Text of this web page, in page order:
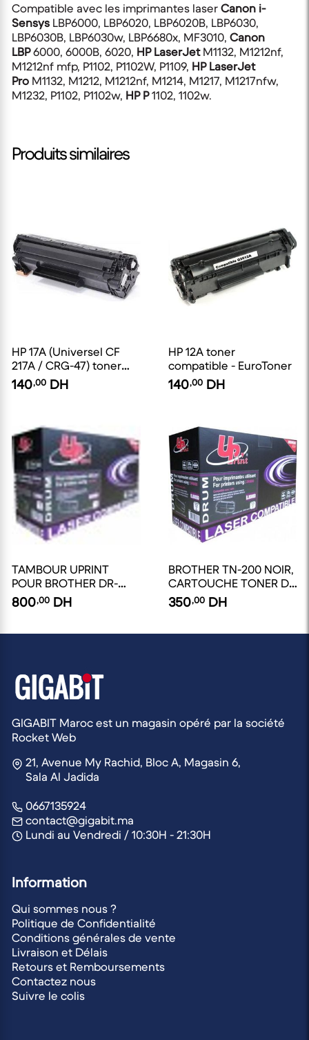
Compatible avec les imprimantes laserCanon i-
Sensys LBP6000, LBP6020, LBP6020B, LBP6030,
LBP6030B, LBP6030w, LBP6680x, MF3010, Canon
LBP6000, 6000B, 6020, HP LaserJetM1132, M1212nf,
M1212nf mfp, P1102, P1102W, P1109, HP LaserJet
Pro M1132, M1212, M1212nf, M1214, M1217, M1217nfw,
M1232, P1102, P1102w, HP P1102, 1102w.
Produits similaires
HP 17A (Universel CF
217A / CRG-47) toner
compatible - EuroToner
140,00 DH
HP 12A toner
compatible - EuroToner
140,00 DH
TAMBOUR UPRINT
POUR BROTHER DR-
8000 / DR8000 NOIR
20000 PAGES
800,00 DH
BROTHER TN-200 NOIR,
CARTOUCHE TONER DE
MARQUE UPRINT B.300
POUR BROTHER TN200
350,00 DH
GIGABIT Maroc est un magasin opéré par la société
Rocket Web
21, Avenue My Rachid, Bloc A, Magasin 6,
Sala Al Jadida
0667135924
contact@gigabit.ma
Lundi au Vendredi / 10:30H - 21:30H
Information
Qui sommes nous ?
Politique de Confidentialité
Conditions générales de vente
Livraison et Délais
Retours et Remboursements
Contactez nous
Suivre le colis